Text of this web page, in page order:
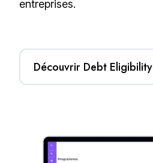
entreprises.
Découvrir Debt Eligibility